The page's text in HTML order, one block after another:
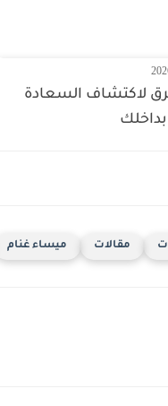
لاكتشاف السعادة
بداخلك
مقالات ميساء غنام